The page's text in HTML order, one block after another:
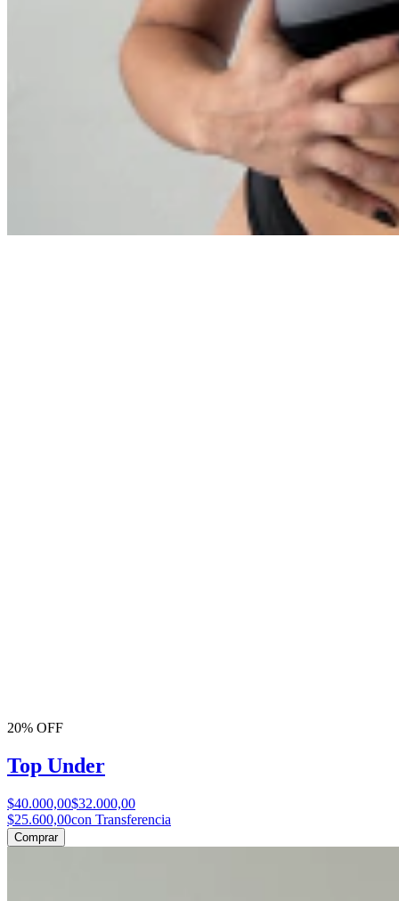
20% OFF
Top Under
$40.000,00$32.000,00
$25.600,00con Transferencia
Comprar